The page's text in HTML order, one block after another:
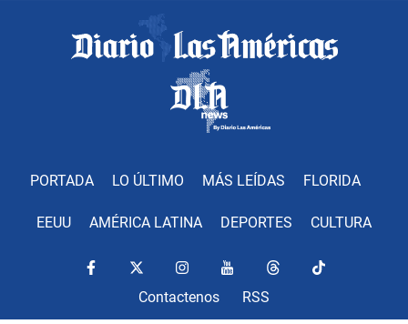
PORTADA LO ÚLTIMO MÁS LEÍDAS FLORIDA
EEUU AMÉRICA LATINA DEPORTES CULTURA
Contactenos RSS